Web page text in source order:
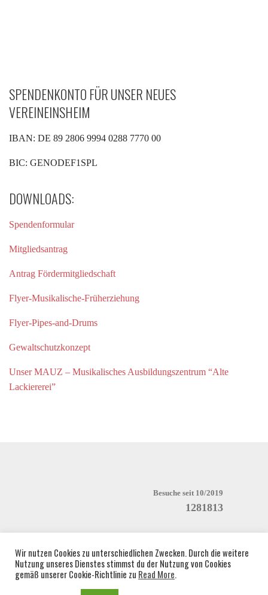
SPENDENKONTO FÜR UNSER NEUES
VEREINEINSHEIM
IBAN: DE 89 2806 9994 0288 7770 00
BIC: GENODEF1SPL
DOWNLOADS:
Spendenformular
Mitgliedsantrag
Antrag Fördermitgliedschaft
Flyer-Musikalische-Früherziehung
Flyer-Pipes-and-Drums
Gewaltschutzkonzept
Unser MAUZ – Musikalisches Ausbildungszentrum “Alte
Lackiererei”
Besuche seit 10/2019
1281813
Wir nutzen Cookies zu unterschiedlichen Zwecken. Durch die weitere
Nutzung unseres Dienstes stimmst du der Nutzung von Cookies
gemäß unserer Cookie-Richtlinie zu Read More.